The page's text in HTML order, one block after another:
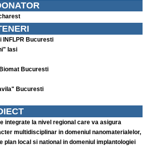
INFLPR Bucuresti
Iasi
Bucuresti
Bucuresti
integrate la nivel regional care va asigura
multidisciplinar in domeniul nanomaterialelor,
local si national in domeniul implantologiei